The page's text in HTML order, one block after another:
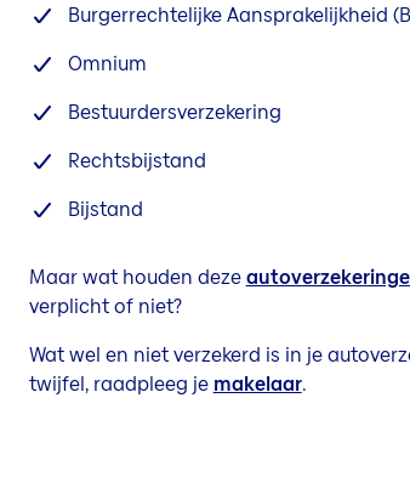
Burgerrechtelijke Aansprakelijkheid
Omnium
Bestuurdersverzekering
Rechtsbijstand
Bijstand
Maar wat houden deze
verplicht of niet?
Wat wel en niet verzekerd is in je
twijfel, raadpleeg je makelaar.